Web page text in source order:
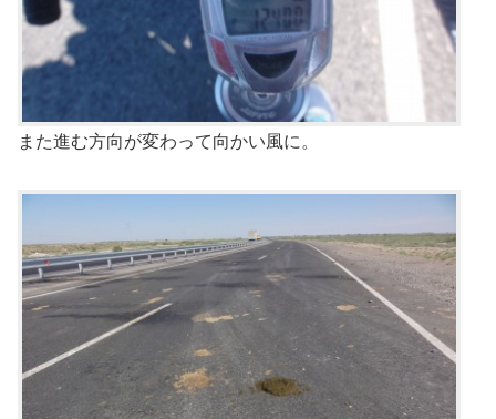
また進む方向が変わって向かい風に。